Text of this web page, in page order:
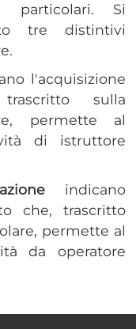
particolari. Si
tre distintivi
l'acquisizione
sulla
permette al
di istruttore
indicano
che, trascritto
permette al
da operatore